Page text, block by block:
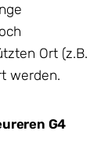
Ort (z.B.
werden.
G4